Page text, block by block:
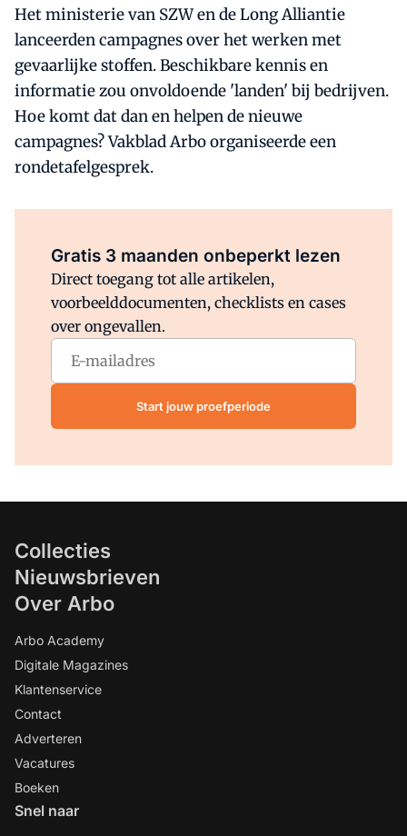
Het ministerie van SZW en de Long Alliantie
lanceerden campagnes over het werken met
gevaarlijke stoffen. Beschikbare kennis en
informatie zou onvoldoende 'landen' bij bedrijven.
Hoe komt dat dan en helpen de nieuwe
campagnes? Vakblad Arbo organiseerde een
rondetafelgesprek.
Gratis 3 maanden onbeperkt lezen
Direct toegang tot alle artikelen,
voorbeelddocumenten, checklists en cases
over ongevallen.
Start jouw proefperiode
Collecties
Nieuwsbrieven
Over Arbo
Arbo Academy
Digitale Magazines
Klantenservice
Contact
Adverteren
Vacatures
Boeken
Snel naar